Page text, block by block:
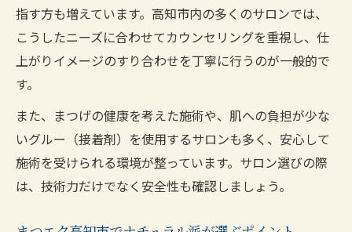
指す方も増えています。高知市内の多くのサロンでは、
こうしたニーズに合わせてカウンセリングを重視し、仕
上がりイメージのすり合わせを丁寧に行うのが一般的で
す。
また、まつげの健康を考えた施術や、肌への負担が少な
いグルー（接着剤）を使用するサロンも多く、安心して
施術を受けられる環境が整っています。サロン選びの際
は、技術力だけでなく安全性も確認しましょう。